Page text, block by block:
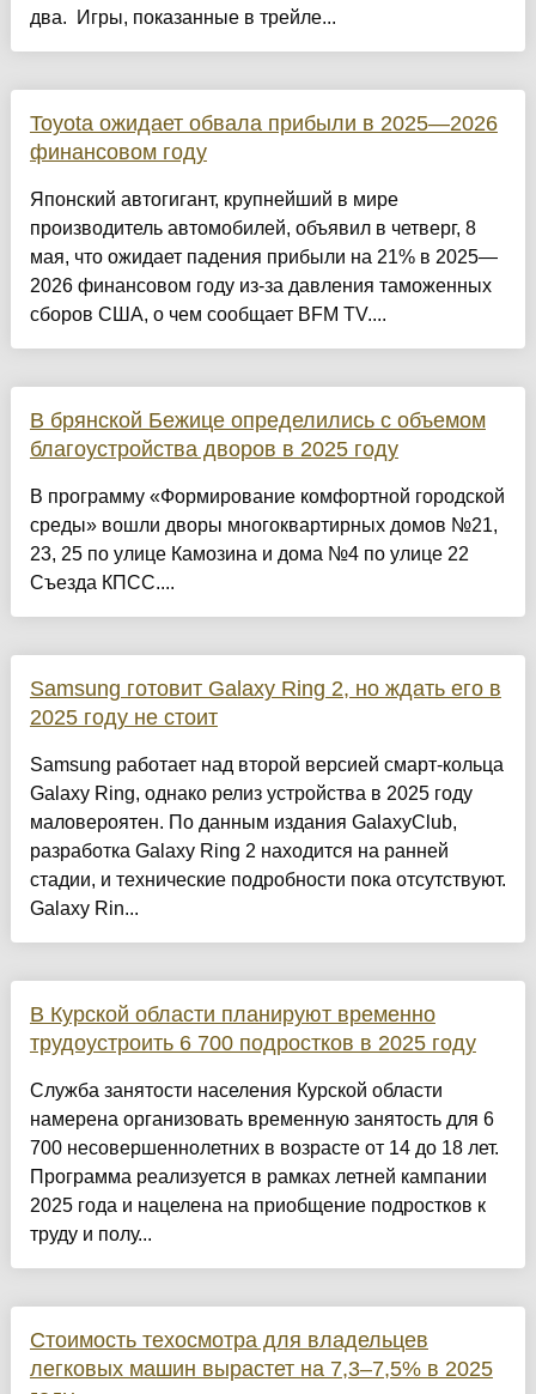
два. Игры, показанные в трейле...
Toyota ожидает обвала прибыли в 2025—2026
финансовом году
Японский автогигант, крупнейший в мире
производитель автомобилей, объявил в четверг, 8
мая, что ожидает падения прибыли на 21% в 2025—
2026 финансовом году из-за давления таможенных
сборов США, о чем сообщает BFM TV....
В брянской Бежице определились с объемом
благоустройства дворов в 2025 году
В программу «Формирование комфортной городской
среды» вошли дворы многоквартирных домов №21,
23, 25 по улице Камозина и дома №4 по улице 22
Съезда КПСС....
Samsung готовит Galaxy Ring 2, но ждать его в
2025 году не стоит
Samsung работает над второй версией смарт-кольца
Galaxy Ring, однако релиз устройства в 2025 году
маловероятен. По данным издания GalaxyClub,
разработка Galaxy Ring 2 находится на ранней
стадии, и технические подробности пока отсутствуют.
Galaxy Rin...
В Курской области планируют временно
трудоустроить 6 700 подростков в 2025 году
Служба занятости населения Курской области
намерена организовать временную занятость для 6
700 несовершеннолетних в возрасте от 14 до 18 лет.
Программа реализуется в рамках летней кампании
2025 года и нацелена на приобщение подростков к
труду и полу...
Стоимость техосмотра для владельцев
легковых машин вырастет на 7,3–7,5% в 2025